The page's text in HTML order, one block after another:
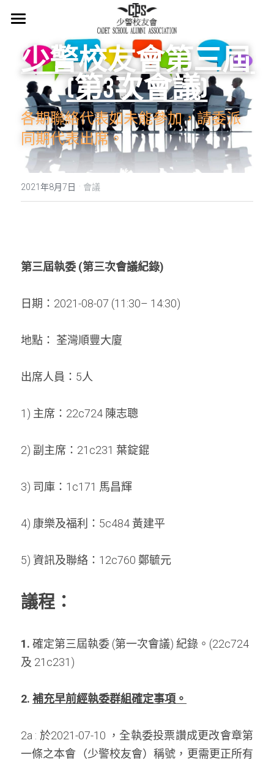
關於我們
會章
少警冷知識
最新消息
活在當下
懷緬過去
周年紀念
會員登記
名譽會員登記
銷售服務
少警校友會第三屆
(第3次會議)
各期聯絡代表如未能參加，請委派
同期代表出席。
2021年8月7日 · 會議
第三屆執委 (第三次會議紀錄)
日期：2021-08-07 (11:30– 14:30)
地點： 荃灣順豐大廈
出席人員：5人
1) 主席：22c724 陳志聰
2) 副主席：21c231 葉錠錕
3) 司庫：1c171 馬昌輝
4) 康樂及福利：5c484 黃建平
5) 資訊及聯絡：12c760 鄭毓元
議程：
1. 確定第三屆執委 (第一次會議) 紀錄。(22c724
及 21c231)
2. 補充早前經執委群組確定事項。
2a : 於2021-07-10 ，全執委投票讚成更改會章第
一條之本會（少警校友會）稱號，更需更正所有
商品分類
所有商品分類